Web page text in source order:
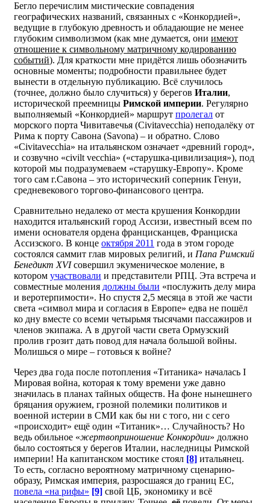
Бегло перечислим мистические совпадения
географических названий, связанных с «Конкордией»,
ведущие в глубокую древность и обладающие не менее
глубоким символизмом (как мне думается, они имеют
отношение к символьному матричному кодированию
событий). Для краткости мне придётся лишь обозначить
основные моменты; подробности правильнее будет
вынести в отдельную публикацию. Всё случилось
(точнее, должно было случиться) у берегов Италии,
исторической преемницы Римской империи. Регулярно
выполняемый «Конкордией» маршрут пролегал от
морского порта Чивитавечья (Civitavecchia) неподалёку от
Рима к порту Савона (Savona) – и обратно. Слово
«Civitavecchia» на итальянском означает «древний город»,
и созвучно «сivilt vecchia» («старушка-цивилизация»), под
которой мы подразумеваем «старушку-Европу». Кроме
того сам г.Савона – это исторический соперник Генуи,
средневекового торгово-финансового центра.
Сравнительно недалеко от места крушения Конкордии
находится итальянский город Ассизи, известный всем по
имени основателя ордена францисканцев, Франциска
Ассизского. В конце октября 2011 года в этом городе
состоялся саммит глав мировых религий, и Папа Римский
Бенедикт XVIсовершил экуменическое моление, в
котором участвовали и представители РПЦ. Эта встреча и
совместные моления должны были «послужить делу мира
и веротерпимости». Но спустя 2,5 месяца в этой же части
света «символ мира и согласия в Европе» едва не пошёл
ко дну вместе со всеми четырьмя тысячами пассажиров и
членов экипажа. А в другой части света Ормузский
пролив грозит дать повод для начала большой войны.
Молишься о мире – готовься к войне?
Через два года после потопления «Титаника» началась I
Мировая война, которая к тому времени уже давно
значилась в планах тайных обществ. На фоне нынешнего
бряцания оружием, грозной полемики политиков и
военной истерии в СМИ как бы ни с того, ни с сего
«происходит» ещё один «Титаник»… Случайность? Но
ведь обильное «жертвоприношение Конкордии» должно
было состояться у берегов Италии, наследницы Римской
империи! На капитанском мостике стоял [8] итальянец.
То есть, согласно вероятному матричному сценарию-
образу, Римская империя, разросшаяся до границ ЕС,
повела «на рифы» [9] свой ЦБ, экономику и всё